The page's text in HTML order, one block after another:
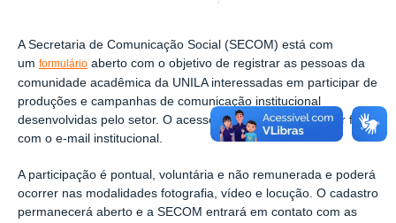
A Secretaria de Comunicação Social (SECOM) está com
um formulário aberto com o objetivo de registrar as pessoas da
comunidade acadêmica da UNILA interessadas em participar de
produções e campanhas de comunicação institucional
desenvolvidas pelo setor. O acesso ao formulário deve ser feito
com o e-mail institucional.
A participação é pontual, voluntária e não remunerada e poderá
ocorrer nas modalidades fotografia, vídeo e locução. O cadastro
permanecerá aberto e a SECOM entrará em contato com as